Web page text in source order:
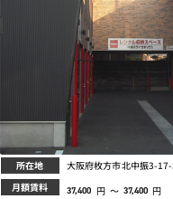
所在地 大阪府枚方市北中振3-
月額賃料 37,400 円 ～ 37,400 円